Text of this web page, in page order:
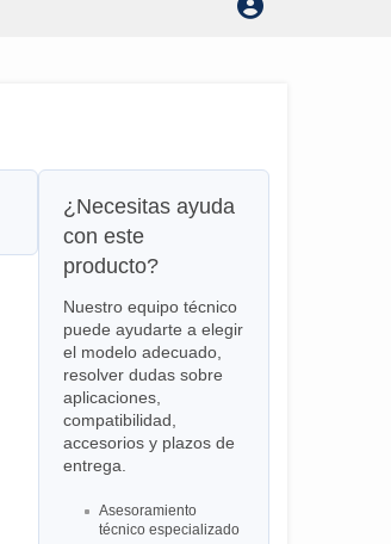
¿Necesitas ayuda
con este
producto?
Nuestro equipo técnico
puede ayudarte a elegir
el modelo adecuado,
resolver dudas sobre
aplicaciones,
compatibilidad,
accesorios y plazos de
entrega.
Asesoramiento
técnico especializado